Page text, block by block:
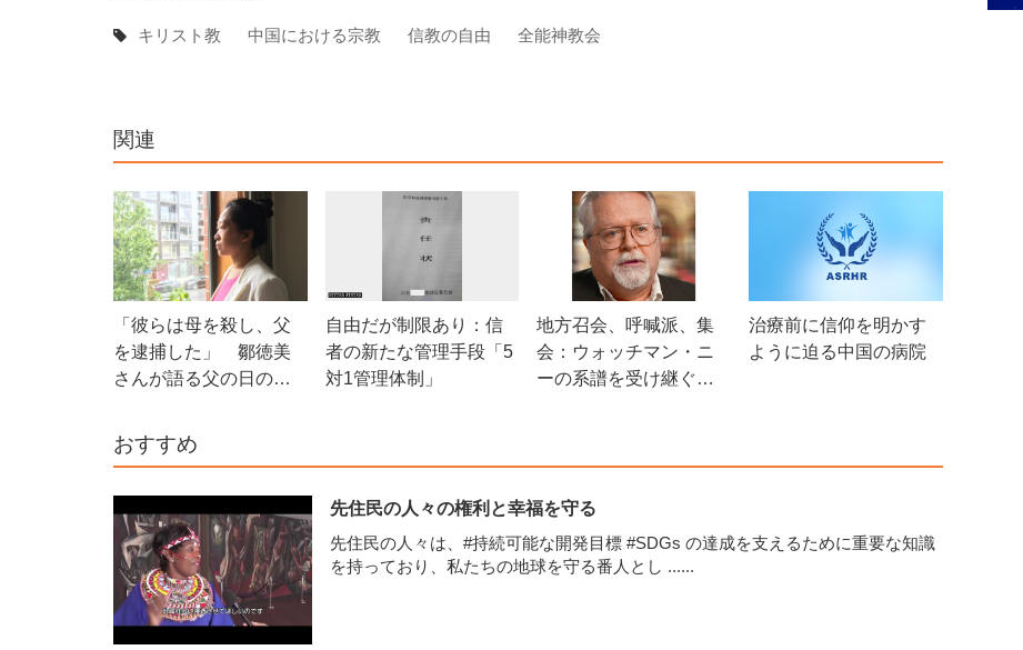
キリスト教 中国における宗教 信教の自由 全能神教会
関連
「彼らは母を殺し、父
を逮捕した」 鄒徳美
さんが語る父の日の回
自由だが制限あり：信
者の新たな管理手段「5
対1管理体制」
地方召会、呼喊派、集
会：ウォッチマン・ニ
ーの系譜を受け継ぐ教
治療前に信仰を明かす
ように迫る中国の病院
おすすめ
先住民の人々の権利と幸福を守る
先住民の人々は、#持続可能な開発目標 #SDGs の達成を支えるために重要な知識
を持っており、私たちの地球を守る番人とし ......